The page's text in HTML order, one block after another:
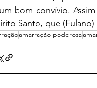
bom convívio.
Santo, que
amarração poderosa